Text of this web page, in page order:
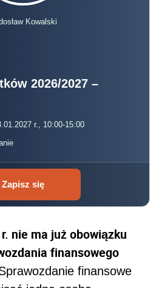
Kowalski
2026/2027 –
r., 10:00-15:00
Zapisz się
nie ma już obowiązku
finansowego
finansowe